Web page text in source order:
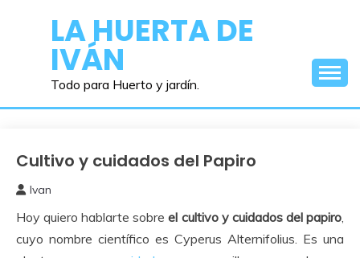
contenidoLA HUERTA DE
IVÁN
Todo para Huerto y jardín.
Cuidados
Huerto
Cultivo y cuidados del Papiro
mayo,
2017
Ivan
Hoy quiero hablarte sobre el cultivo y cuidados del papiro,
cuyo nombre científico es Cyperus Alternifolius. Es una